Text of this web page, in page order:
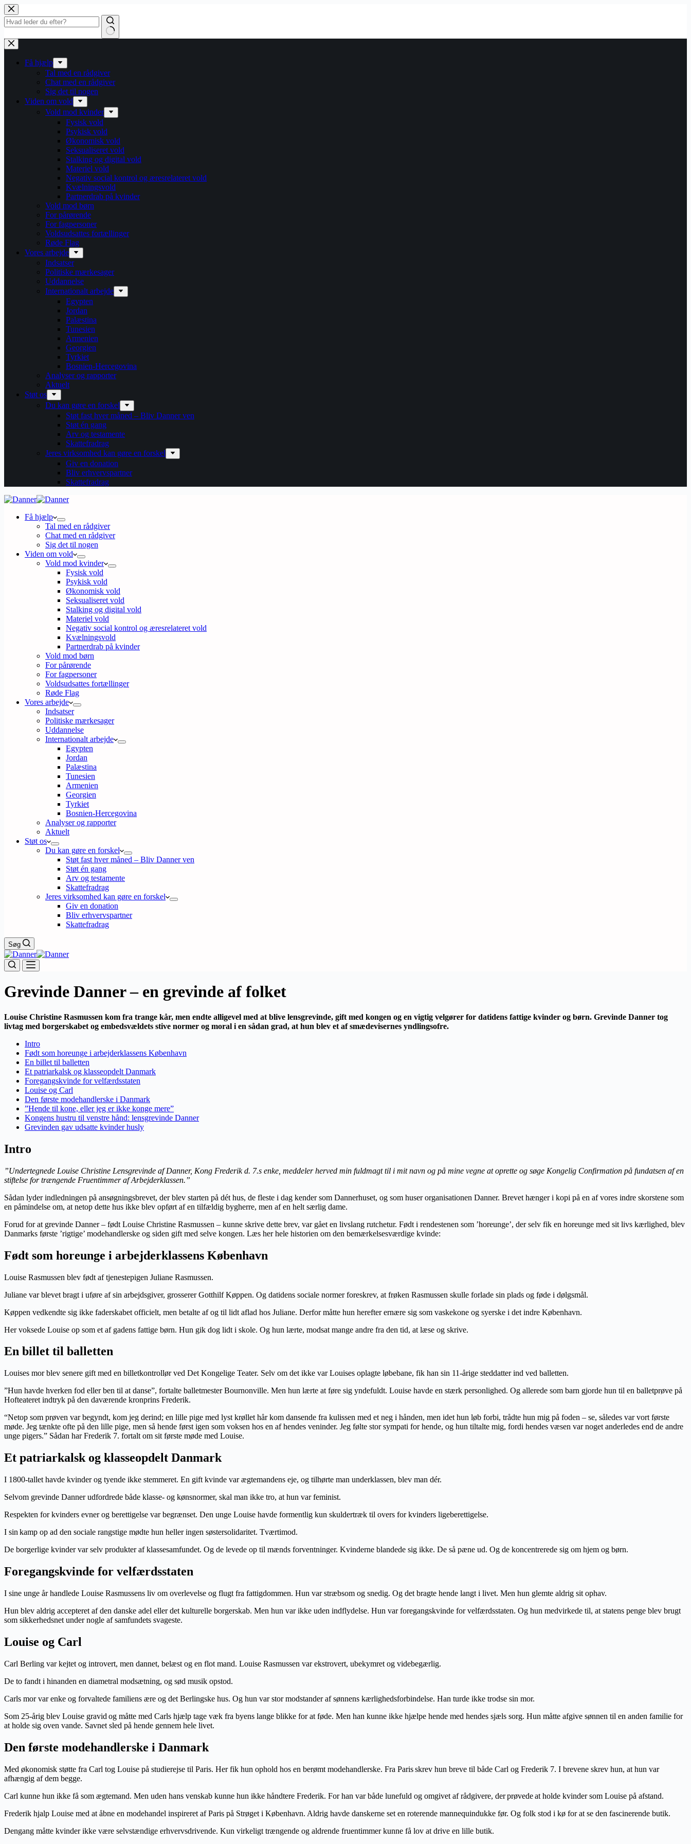
Fortsæt
til
indhold
Få hjælp
Tal med en rådgiver
Chat med en rådgiver
Sig det til nogen
Viden om vold
Vold mod kvinder
Fysisk vold
Psykisk vold
Økonomisk vold
Seksualiseret vold
Stalking og digital vold
Materiel vold
Negativ social kontrol og æresrelateret vold
Kvælningsvold
Partnerdrab på kvinder
Vold mod børn
For pårørende
For fagpersoner
Voldsudsattes fortællinger
Røde Flag
Vores arbejde
Indsatser
Politiske mærkesager
Uddannelse
Internationalt arbejde
Egypten
Jordan
Palæstina
Tunesien
Armenien
Georgien
Tyrkiet
Bosnien-Hercegovina
Analyser og rapporter
Aktuelt
Støt os
Du kan gøre en forskel
Støt fast hver måned – Bliv Danner ven
Støt én gang
Arv og testamente
Skattefradrag
Jeres virksomhed kan gøre en forskel
Giv en donation
Bliv erhvervspartner
Skattefradrag
Få hjælp
Tal med en rådgiver
Chat med en rådgiver
Sig det til nogen
Viden om vold
Vold mod kvinder
Fysisk vold
Psykisk vold
Økonomisk vold
Seksualiseret vold
Stalking og digital vold
Materiel vold
Negativ social kontrol og æresrelateret vold
Kvælningsvold
Partnerdrab på kvinder
Vold mod børn
For pårørende
For fagpersoner
Voldsudsattes fortællinger
Røde Flag
Vores arbejde
Indsatser
Politiske mærkesager
Uddannelse
Internationalt arbejde
Egypten
Jordan
Palæstina
Tunesien
Armenien
Georgien
Tyrkiet
Bosnien-Hercegovina
Analyser og rapporter
Aktuelt
Støt os
Du kan gøre en forskel
Støt fast hver måned – Bliv Danner ven
Støt én gang
Arv og testamente
Skattefradrag
Jeres virksomhed kan gøre en forskel
Giv en donation
Bliv erhvervspartner
Skattefradrag
Søg
Grevinde Danner – en grevinde af folket
Louise Christine Rasmussen kom fra trange kår, men endte alligevel med at blive lensgrevinde, gift med kongen og en vigtig velgører for datidens fattige kvinder og børn. Grevinde Danner tog
livtag med borgerskabet og embedsvældets stive normer og moral i en sådan grad, at hun blev et af smædevisernes yndlingsofre.
Intro
Født som horeunge i arbejderklassens København
En billet til balletten
Et patriarkalsk og klasseopdelt Danmark
Foregangskvinde for velfærdsstaten
Louise og Carl
Den første modehandlerske i Danmark
”Hende til kone, eller jeg er ikke konge mere”
Kongens hustru til venstre hånd: lensgrevinde Danner
Grevinden gav udsatte kvinder husly
Intro
”Undertegnede Louise Christine Lensgrevinde af Danner, Kong Frederik d. 7.s enke, meddeler herved min fuldmagt til i mit navn og på mine vegne at oprette og søge Kongelig Confirmation på fundatsen af en
stiftelse for trængende Fruentimmer af Arbejderklassen.”
Sådan lyder indledningen på ansøgningsbrevet, der blev starten på dét hus, de fleste i dag kender som Dannerhuset, og som huser organisationen Danner. Brevet hænger i kopi på en af vores indre skorstene som
en påmindelse om, at netop dette hus ikke blev opført af en tilfældig bygherre, men af en helt særlig dame.
Forud for at grevinde Danner – født Louise Christine Rasmussen – kunne skrive dette brev, var gået en livslang rutchetur. Født i rendestenen som ’horeunge’, der selv fik en horeunge med sit livs kærlighed, blev
Danmarks første ’rigtige’ modehandlerske og siden gift med selve kongen. Læs her hele historien om den bemærkelsesværdige kvinde:
Født som horeunge i arbejderklassens København
Louise Rasmussen blev født af tjenestepigen Juliane Rasmussen.
Juliane var blevet bragt i uføre af sin arbejdsgiver, grosserer Gotthilf Køppen. Og datidens sociale normer foreskrev, at frøken Rasmussen skulle forlade sin plads og føde i dølgsmål.
Køppen vedkendte sig ikke faderskabet officielt, men betalte af og til lidt aflad hos Juliane. Derfor måtte hun herefter ernære sig som vaskekone og syerske i det indre København.
Her voksede Louise op som et af gadens fattige børn. Hun gik dog lidt i skole. Og hun lærte, modsat mange andre fra den tid, at læse og skrive.
En billet til balletten
Louises mor blev senere gift med en billetkontrollør ved Det Kongelige Teater. Selv om det ikke var Louises oplagte løbebane, fik han sin 11-årige steddatter ind ved balletten.
”Hun havde hverken fod eller ben til at danse”, fortalte balletmester Bournonville. Men hun lærte at føre sig yndefuldt. Louise havde en stærk personlighed. Og allerede som barn gjorde hun til en balletprøve på
Hofteateret indtryk på den daværende kronprins Frederik.
“Netop som prøven var begyndt, kom jeg derind; en lille pige med lyst krøllet hår kom dansende fra kulissen med et neg i hånden, men idet hun løb forbi, trådte hun mig på foden – se, således var vort første
møde. Jeg tænkte ofte på den lille pige, men så hende først igen som voksen hos en af hendes veninder. Jeg følte stor sympati for hende, og hun tiltalte mig, fordi hendes væsen var noget anderledes end de andre
unge pigers.” Sådan har Frederik 7. fortalt om sit første møde med Louise.
Et patriarkalsk og klasseopdelt Danmark
I 1800-tallet havde kvinder og tyende ikke stemmeret. En gift kvinde var ægtemandens eje, og tilhørte man underklassen, blev man dér.
Selvom grevinde Danner udfordrede både klasse- og kønsnormer, skal man ikke tro, at hun var feminist.
Respekten for kvinders evner og berettigelse var begrænset. Den unge Louise havde formentlig kun skuldertræk til overs for kvinders ligeberettigelse.
I sin kamp op ad den sociale rangstige mødte hun heller ingen søstersolidaritet. Tværtimod.
De borgerlige kvinder var selv produkter af klassesamfundet. Og de levede op til mænds forventninger. Kvinderne blandede sig ikke. De så pæne ud. Og de koncentrerede sig om hjem og børn.
Foregangskvinde for velfærdsstaten
I sine unge år handlede Louise Rasmussens liv om overlevelse og flugt fra fattigdommen. Hun var stræbsom og snedig. Og det bragte hende langt i livet. Men hun glemte aldrig sit ophav.
Hun blev aldrig accepteret af den danske adel eller det kulturelle borgerskab. Men hun var ikke uden indflydelse. Hun var foregangskvinde for velfærdsstaten. Og hun medvirkede til, at statens penge blev brugt
som sikkerhedsnet under nogle af samfundets svageste.
Louise og Carl
Carl Berling var kejtet og introvert, men dannet, belæst og en flot mand. Louise Rasmussen var ekstrovert, ubekymret og videbegærlig.
De to fandt i hinanden en diametral modsætning, og sød musik opstod.
Carls mor var enke og forvaltede familiens ære og det Berlingske hus. Og hun var stor modstander af sønnens kærlighedsforbindelse. Han turde ikke trodse sin mor.
Som 25-årig blev Louise gravid og måtte med Carls hjælp tage væk fra byens lange blikke for at føde. Men han kunne ikke hjælpe hende med hendes sjæls sorg. Hun måtte afgive sønnen til en anden familie for
at holde sig oven vande. Savnet sled på hende gennem hele livet.
Den første modehandlerske i Danmark
Med økonomisk støtte fra Carl tog Louise på studierejse til Paris. Her fik hun ophold hos en berømt modehandlerske. Fra Parisskrev hun breve til både Carl og Frederik 7. I brevene skrev hun, at hun var
afhængig af dem begge.
Carl kunne hun ikke få som ægtemand. Men uden hans venskab kunne hun ikke håndtere Frederik. For han var både lunefuld og omgivet af rådgivere, derprøvedeat holde kvinder som Louise på afstand.
Frederik hjalp Louise med at åbne en modehandel inspireret af Paris på Strøget i København. Aldrig havde danskerne set en roterende mannequindukke før. Og folk stod i kø for at se den fascinerende butik.
Dengang måtte kvinder ikke være selvstændige erhvervsdrivende. Kun virkeligt trængende og aldrende fruentimmer kunne få lov at drive en lille butik.